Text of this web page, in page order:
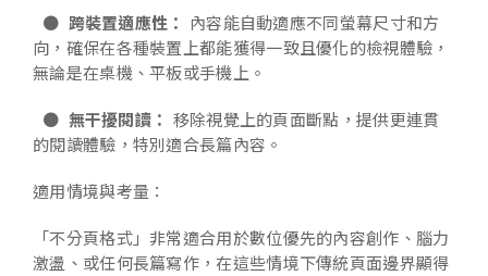
● 跨裝置適應性：
內容能自動適應不同螢幕尺寸和方
向，確保在各種裝置上都能獲得一致且優化的檢視體驗，
無論是在桌機、平板或手機上。
● 無干擾閱讀： 移除視覺上的頁面斷點，提供更連貫
的閱讀體驗，特別適合長篇內容。
適用情境與考量：
「不分頁格式」非常適合用於數位優先的內容創作、腦力
激盪、或任何長篇寫作，在這些情境下傳統頁面邊界顯得